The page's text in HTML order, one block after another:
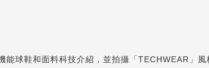
鞋和面料科技介紹，並拍攝「TECHWEAR」風